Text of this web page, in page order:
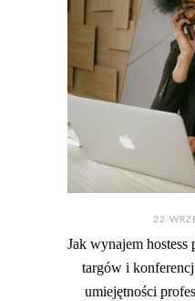
22
Jak wynajem hostess
targów i
umiejętności